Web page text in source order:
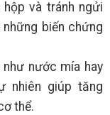
và tránh ngửi
biến chứng
nước mía hay
nhiên giúp tăng
thể.